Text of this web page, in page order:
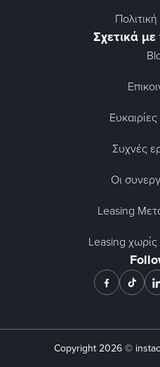
Σχετικά
Συχνές
Οι
Leasing
Leasing
Copyright 2026©